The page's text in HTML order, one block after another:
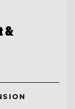
&